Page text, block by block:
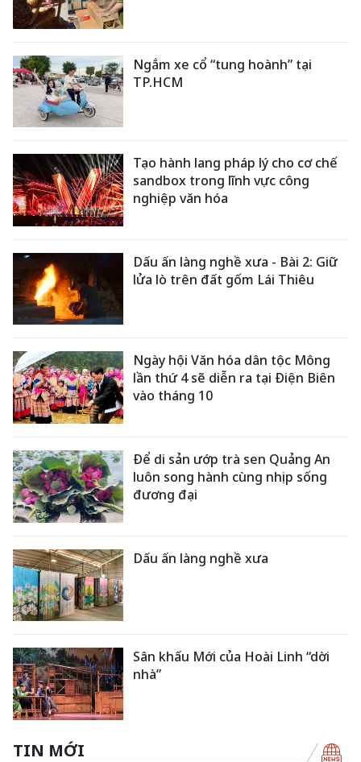
Ngắm xe cổ “tung hoành” tại
TP.HCM
Tạo hành lang pháp lý cho cơ chế
sandbox trong lĩnh vực công
nghiệp văn hóa
Dấu ấn làng nghề xưa - Bài 2: Giữ
lửa lò trên đất gốm Lái Thiêu
Ngày hội Văn hóa dân tộc Mông
lần thứ 4 sẽ diễn ra tại Điện Biên
vào tháng 10
Để di sản ướp trà sen Quảng An
luôn song hành cùng nhịp sống
đương đại
Dấu ấn làng nghề xưa
Sân khấu Mới của Hoài Linh “dời
nhà”
TIN MỚI